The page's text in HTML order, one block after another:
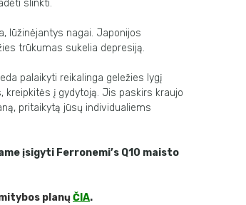
slinkti.
lūžinėjantys nagai. Japonijos
trūkumas sukelia depresiją.
palaikyti reikalinga geležies lygį
kreipkitės į gydytoją. Jis paskirs kraujo
pritaikytą jūsų individualiems
įsigyti Ferronemi’s Q10 maisto
planųČIA.